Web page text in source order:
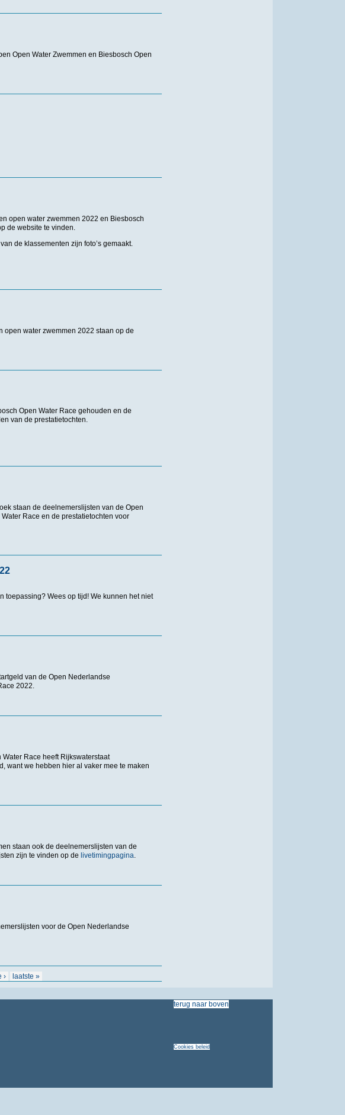
Open Water Zwemmen en Biesbosch Open
open water zwemmen 2022 en Biesbosch
de website te vinden.
de klassementen zijn foto’s gemaakt.
open water zwemmen 2022 staan op de
Open Water Race gehouden en de
van de prestatietochten.
staan de deelnemerslijsten van de Open
Race en de prestatietochten voor
toepassing? Wees op tijd! We kunnen het niet
van de Open Nederlandse
2022.
Race heeft Rijkswaterstaat
want we hebben hier al vaker mee te maken
staan ook de deelnemerslijsten van de
zijn te vinden op de livetimingpagina
voor de Open Nederlandse
› laatste »
terug naar boven
Cookies beleid